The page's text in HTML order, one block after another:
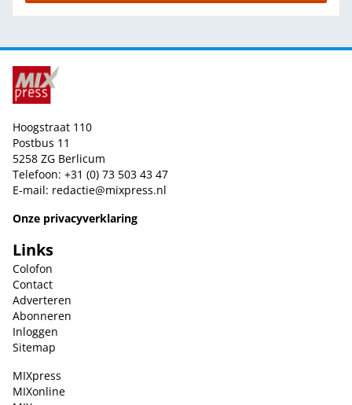
Hoogstraat 110
Postbus 11
5258 ZG Berlicum
Telefoon: +31 (0) 73 503 43 47
E-mail: redactie@mixpress.nl
Onze privacyverklaring
Links
Colofon
Contact
Adverteren
Abonneren
Inloggen
Sitemap
MIXpress
MIXonline